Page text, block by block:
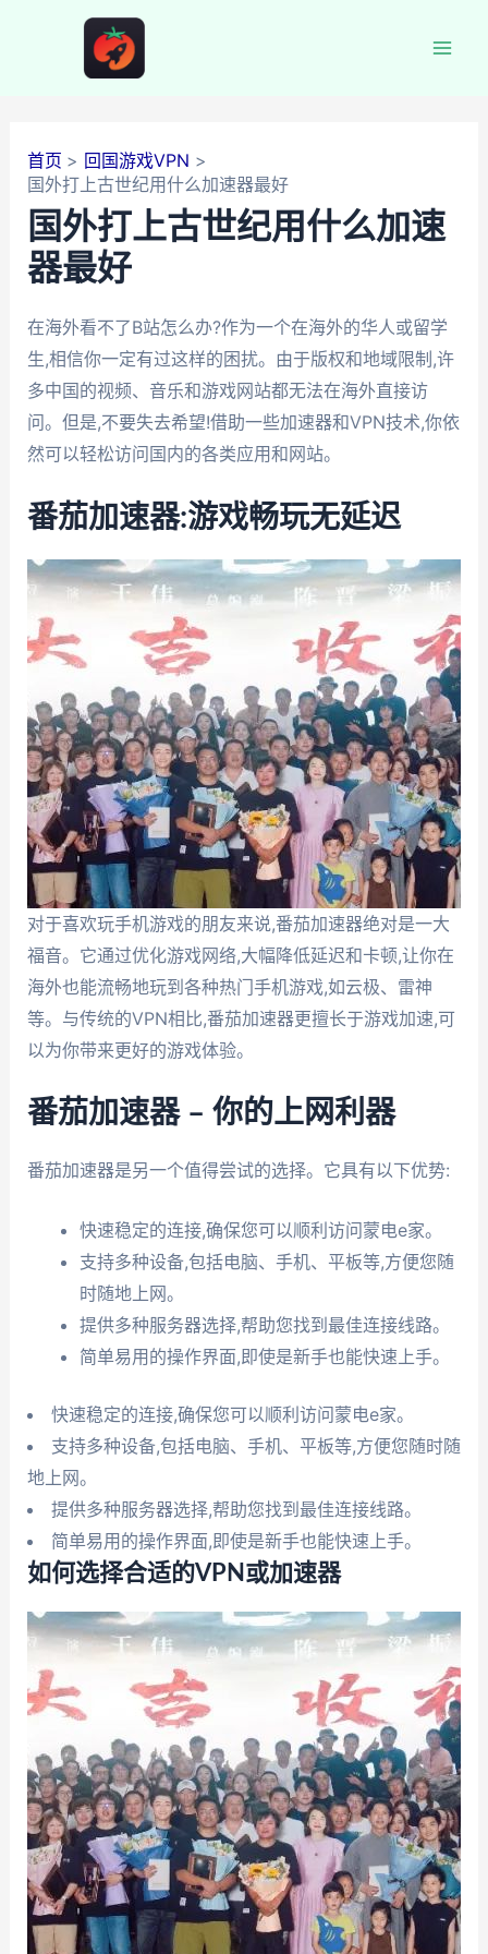
首页
回国游戏VPN
国外打上古世纪用什么加速器最好
国外打上古世纪用什么加速
器最好
在海外看不了B站怎么办?作为一个在海外的华人或留学
生,相信你一定有过这样的困扰。由于版权和地域限制,许
多中国的视频、音乐和游戏网站都无法在海外直接访
问。但是,不要失去希望!借助一些加速器和VPN技术,你依
然可以轻松访问国内的各类应用和网站。
番茄加速器:游戏畅玩无延迟
对于喜欢玩手机游戏的朋友来说,番茄加速器绝对是一大
福音。它通过优化游戏网络,大幅降低延迟和卡顿,让你在
海外也能流畅地玩到各种热门手机游戏,如云极、雷神
等。与传统的VPN相比,番茄加速器更擅长于游戏加速,可
以为你带来更好的游戏体验。
番茄加速器 – 你的上网利器
番茄加速器是另一个值得尝试的选择。它具有以下优势:
快速稳定的连接,确保您可以顺利访问蒙电e家。
支持多种设备,包括电脑、手机、平板等,方便您随
时随地上网。
提供多种服务器选择,帮助您找到最佳连接线路。
简单易用的操作界面,即使是新手也能快速上手。
快速稳定的连接,确保您可以顺利访问蒙电e家。
支持多种设备,包括电脑、手机、平板等,方便您随时随
地上网。
提供多种服务器选择,帮助您找到最佳连接线路。
简单易用的操作界面,即使是新手也能快速上手。
如何选择合适的VPN或加速器